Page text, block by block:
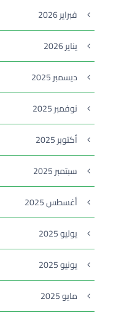
فبراير 2026
يناير 2026
ديسمبر 2025
نوفمبر 2025
أكتوبر 2025
سبتمبر 2025
أغسطس 2025
يوليو 2025
يونيو 2025
مايو 2025